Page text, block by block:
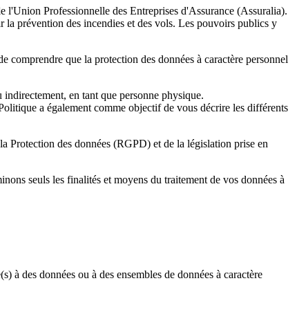
l'Union Professionnelle des Entreprises d'Assurance (Assuralia).
la prévention des incendies et des vols. Les pouvoirs publics y
que la protection des données à caractère personnel
en tant que personne physique.
a également comme objectif de vous décrire les différents
Protection des données (RGPD) et de la législation prise en
seuls les finalités et moyens du traitement de vos données à
à des données ou à des ensembles de données à caractère